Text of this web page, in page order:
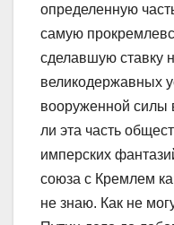
определенную
самую
сделавшую ставку
великодержавных
вооруженной силы
ли эта часть
имперских
союза с Кремлем
не знаю. Как не